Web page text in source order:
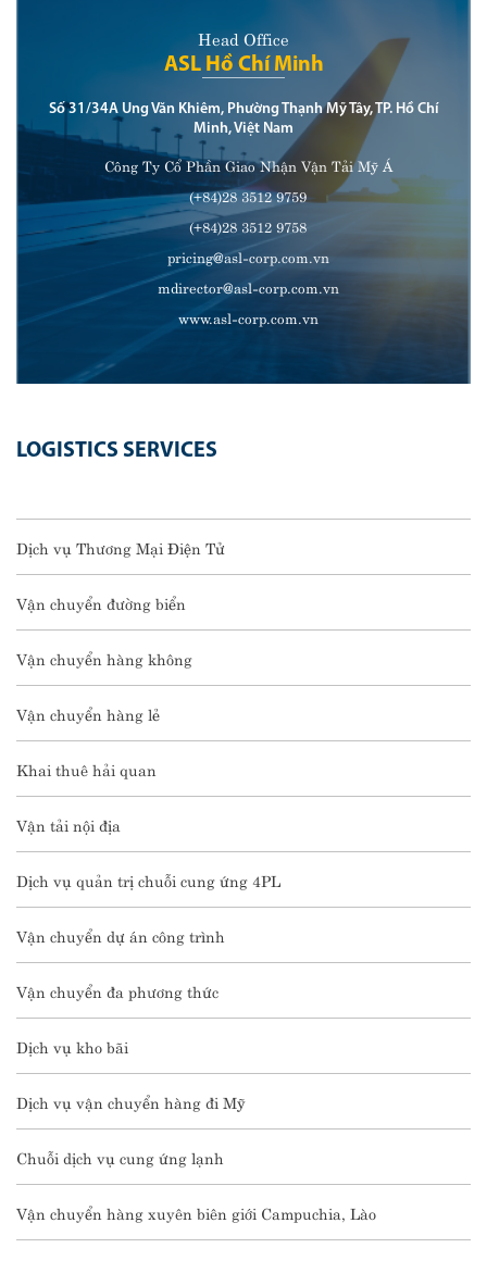
Head Office
ASL Hồ Chí Minh
Số 31/34A Ung Văn Khiêm, Phường Thạnh Mỹ Tây, TP. Hồ Chí
Minh, Việt Nam
Công Ty Cổ Phần Giao Nhận Vận Tải Mỹ Á
(+84)28 3512 9759
(+84)28 3512 9758
pricing@asl-corp.com.vn
mdirector@asl-corp.com.vn
www.asl-corp.com.vn
LOGISTICS SERVICES
Dịch vụ Thương Mại Điện Tử
Vận chuyển đường biển
Vận chuyển hàng không
Vận chuyển hàng lẻ
Khai thuê hải quan
Vận tải nội địa
Dịch vụ quản trị chuỗi cung ứng 4PL
Vận chuyển dự án công trình
Vận chuyển đa phương thức
Dịch vụ kho bãi
Dịch vụ vận chuyển hàng đi Mỹ
Chuỗi dịch vụ cung ứng lạnh
Vận chuyển hàng xuyên biên giới Campuchia, Lào